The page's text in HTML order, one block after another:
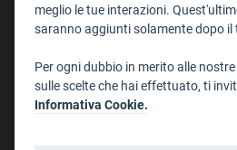
Trentino Film Commission
Dove Siamo
Struttura di riferimento
meglio le tue interazioni.
saranno aggiunti solamente dopo il
Per ogni dubbio in merito alle
sulle scelte che hai effettuato, ti
Informativa Cookie.